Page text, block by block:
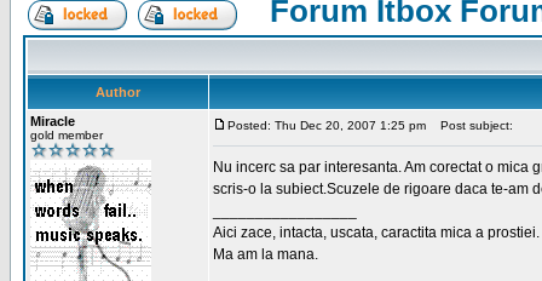
Forum Itbox
Author
Miracle
gold member
Posted: Thu Dec 20, 2007 1:25 pm Post subject:
Nu incerc sa par interesanta. Am corectat o
scris-o la subiect.Scuzele de rigoare daca te-am
Aici zace, intacta, uscata, caractita mica a prostiei.
Ma am la mana.